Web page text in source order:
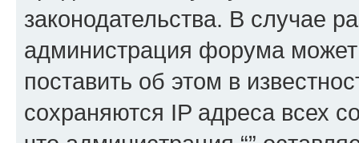
законодательства. В случае
администрация форума
поставить об этом в
сохраняются IP адреса всех